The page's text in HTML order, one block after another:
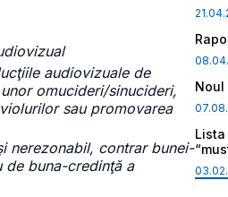
audiovizuale de
omucideri/sinucideri,
sau promovarea
nerezonabil, contrar bunei-
de buna-credinţă a
Noul